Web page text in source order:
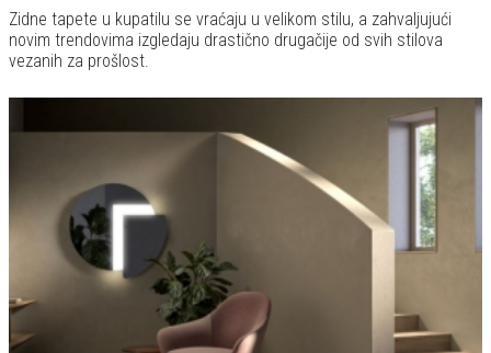
Zidne tapete u kupatilu se vraćaju u velikom stilu, a zahvaljujući
novim trendovima izgledaju drastično drugačije od svih stilova
vezanih za prošlost.